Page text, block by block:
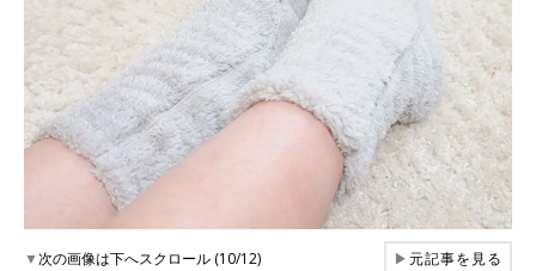
▼次の画像は下へスクロール (10/12) ▶元記事を見る